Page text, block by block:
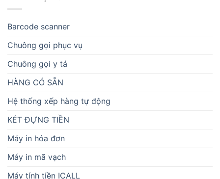
Barcode scanner
Chuông gọi phục vụ
Chuông gọi y tá
HÀNG CÓ SẴN
Hệ thống xếp hàng tự động
KÉT ĐỰNG TIỀN
Máy in hóa đơn
Máy in mã vạch
Máy tính tiền ICALL